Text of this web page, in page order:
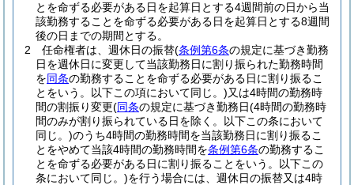
とを命ずる必要がある日を起算日とする4週間前の日から当
該勤務することを命ずる必要がある日を起算日とする8週間
後の日までの期間とする。
2
任命権者は、週休日の振替(条例第6条の規定に基づき勤務
日を週休日に変更して当該勤務日に割り振られた勤務時間
を同条の勤務することを命ずる必要がある日に割り振るこ
とをいう。以下この項において同じ。)又は4時間の勤務時
間の割振り変更(同条の規定に基づき勤務日(4時間の勤務時
間のみが割り振られている日を除く。以下この条において
同じ。)のうち4時間の勤務時間を当該勤務日に割り振るこ
とをやめて当該4時間の勤務時間を条例第6条の勤務するこ
とを命ずる必要がある日に割り振ることをいう。以下この
条において同じ。)を行う場合には、週休日の振替又は4時